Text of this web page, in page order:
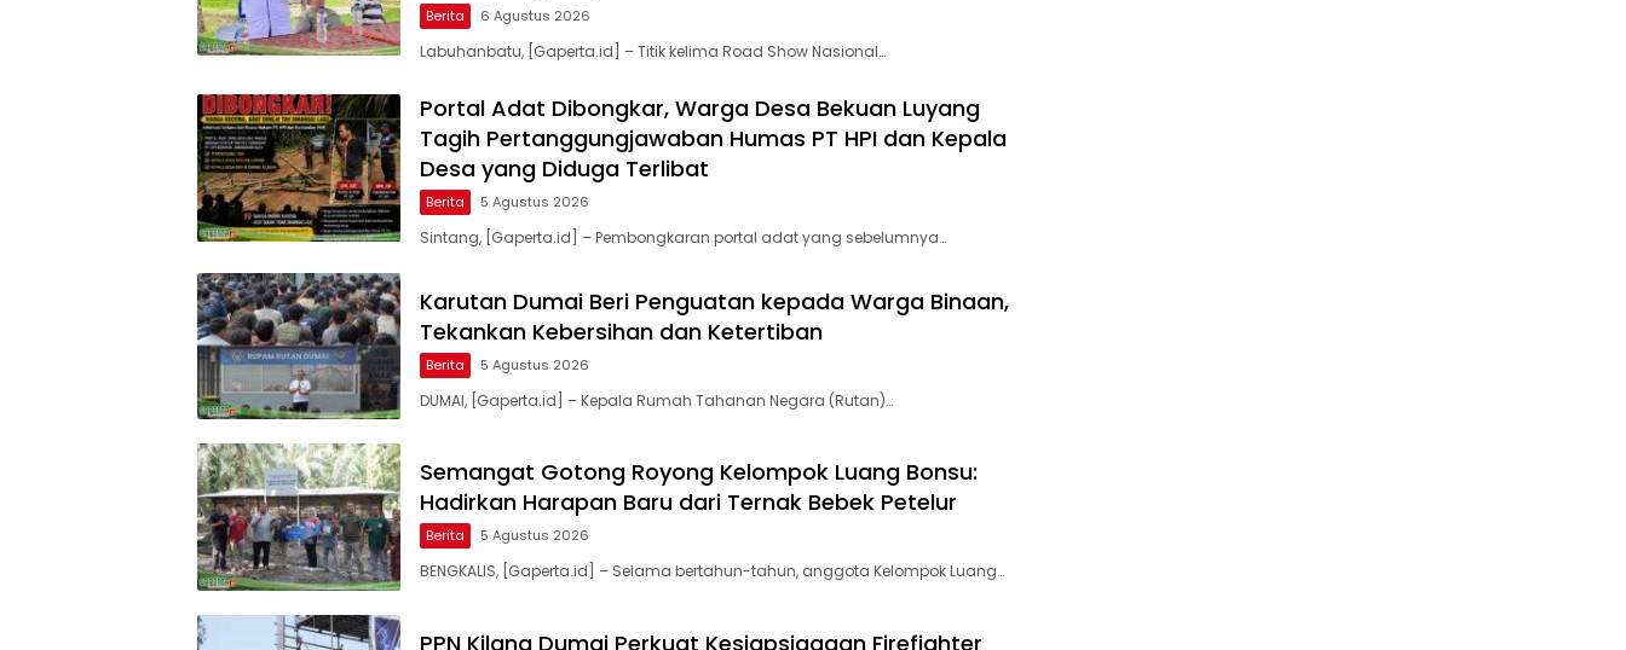
Berita 6 Agustus 2026
Labuhanbatu, [Gaperta.id] – Titik kelima Road Show Nasional…
Portal Adat Dibongkar, Warga Desa Bekuan Luyang
Tagih Pertanggungjawaban Humas PT HPI dan Kepala
Desa yang Diduga Terlibat
Berita 5 Agustus 2026
Sintang, [Gaperta.id] – Pembongkaran portal adat yang sebelumnya…
Karutan Dumai Beri Penguatan kepada Warga Binaan,
Tekankan Kebersihan dan Ketertiban
Berita 5 Agustus 2026
DUMAI, [Gaperta.id] – Kepala Rumah Tahanan Negara (Rutan)…
Semangat Gotong Royong Kelompok Luang Bonsu:
Hadirkan Harapan Baru dari Ternak Bebek Petelur
Berita 5 Agustus 2026
BENGKALIS, [Gaperta.id] – Selama bertahun-tahun, anggota Kelompok Luang…
PPN Kilang Dumai Perkuat Kesiapsiagaan Firefighter